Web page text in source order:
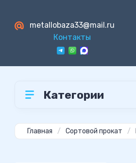
metallobaza33@mail.ru
Контакты
Категории
Главная / Сортовой прокат /